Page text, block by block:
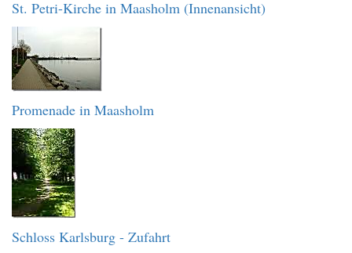
St. Petri-Kirche in Maasholm (Innenansicht)
Promenade in Maasholm
Schloss Karlsburg - Zufahrt